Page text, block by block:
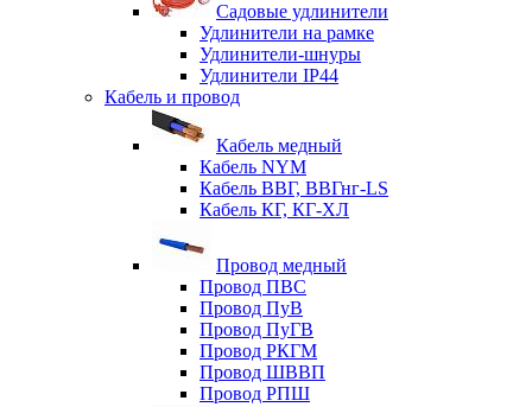
Садовые удлинители
Удлинители на рамке
Удлинители-шнуры
Удлинители IP44
Кабель и провод
Кабель медный
Кабель NYM
Кабель ВВГ, ВВГнг-LS
Кабель КГ, КГ-ХЛ
Провод медный
Провод ПВС
Провод ПуВ
Провод ПуГВ
Провод РКГМ
Провод ШВВП
Провод РПШ